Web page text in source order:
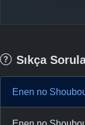
Sıkça
Enen no